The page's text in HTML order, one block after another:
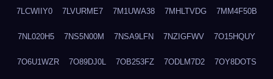
7LCWIIY0 7LVURME7 7M1UWA38 7MHLTVDG 7MM4F50B
7NL020H5 7NS5N00M 7NSA9LFN 7NZIGFWV 7O15HQUY
7O6U1WZR 7O89DJ0L 7OB253FZ 7ODLM7D2 7OY8DOTS